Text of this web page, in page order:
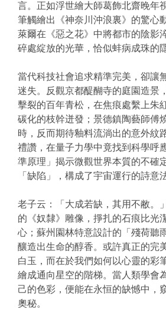
言。正如浮世繪大師葛飾北齋晚年
筆觸繪出《神奈川沖浪裏》的驚心
萊爾在《惡之花》中將都市的陰影
碎處綻放的光華，恰似蚌病成珠的
當代科技社會追求精準完美，卻讓
迷失。反觀京都醍醐寺的庭園造景
擊裂的百年青松，在焦痕處繫上朱
碳化的枝幹迸發；景德鎮陶藝師傅
時，反而期待釉料流淌出的意外紋
禮讚，在量子力學中竟找到科學呼
準原理」揭示微觀世界本質的不確
「缺陷」，構成了宇宙運行的詩意
老子云：「大成若缺，其用不敝。
的《奴隸》雕像，掙扎的石痕比光
心；蘇州園林特意設計的「殘荷聽
釀造出生命的醇香。或許真正的完
白玉，而在於我們如何以心靈的彩
繪成通向星空的階梯。當人類學會
己的色彩，便能在永恒的缺憾中，
奧秘。